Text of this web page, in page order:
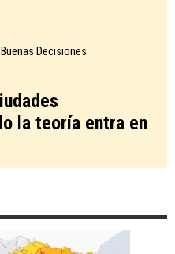
Decisiones
la teoría entra en